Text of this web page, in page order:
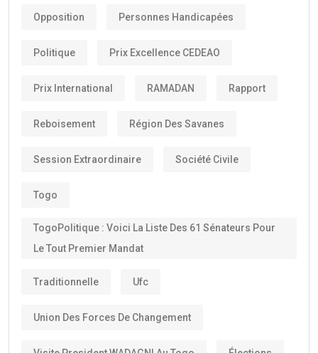
Opposition Personnes Handicapées
Politique Prix Excellence CEDEAO
Prix International RAMADAN Rapport
Reboisement Région Des Savanes
Session Extraordinaire Société Civile
Togo
TogoPolitique : Voici La Liste Des 61 Sénateurs Pour
Le Tout Premier Mandat
Traditionnelle Ufc
Union Des Forces De Changement